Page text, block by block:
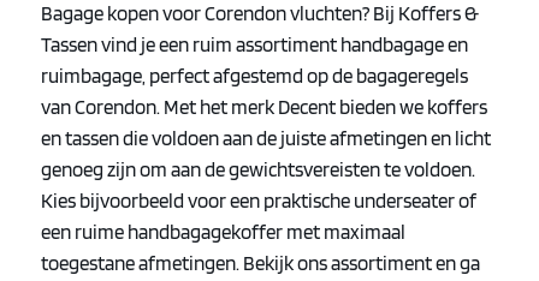
Bagage kopen voor Corendon vluchten? Bij Koffers &
Tassen vind je een ruim assortiment handbagage en
ruimbagage, perfect afgestemd op de bagageregels
van Corendon. Met het merk Decent bieden we koffers
en tassen die voldoen aan de juiste afmetingen en licht
genoeg zijn om aan de gewichtsvereisten te voldoen.
Kies bijvoorbeeld voor een praktische underseater of
een ruime handbagagekoffer met maximaal
toegestane afmetingen. Bekijk ons assortiment en ga